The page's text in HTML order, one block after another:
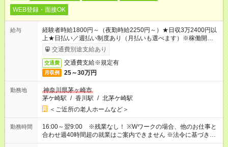
WEB登録・面接OK
給与
経験者時給1800円～（夜勤時給2250円～）★日収3万2400円以
上★日払い／週払い制度あり（月払いも選べます）※稼働開始時
は手続き完了次第のお支払いとなります。
交通費別途支給あり
交通費 交通費支給※規定有
月収例 25～30万円
勤務地
神奈川県茅ヶ崎市
茅ケ崎駅 / 香川駅 / 北茅ケ崎駅
＜ご近所の老人ホームなど＞
勤務時間
16:00～翌9:00 ※残業なし！ ※Wワークの場合、他のお仕事と
合わせ週40時間超の就業はご案内できません ※法令に基づき、
週20時間以上勤務は社会保険への加入対象となります ※労働者